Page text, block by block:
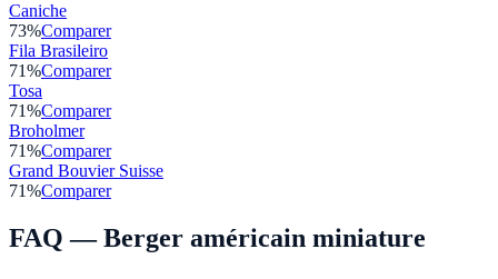
Caniche
73%Comparer
Fila Brasileiro
71%Comparer
Tosa
71%Comparer
Broholmer
71%Comparer
Grand Bouvier Suisse
71%Comparer
FAQ —Berger américain miniature